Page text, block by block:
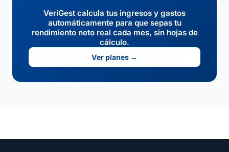
VeriGest calcula tus ingresos y gastos
automáticamente para que sepas tu
rendimiento neto real cada mes, sin hojas de
cálculo.
Ver planes →